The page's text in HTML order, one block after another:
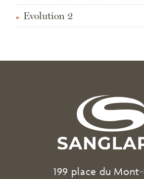
Evolution 2
199 place du